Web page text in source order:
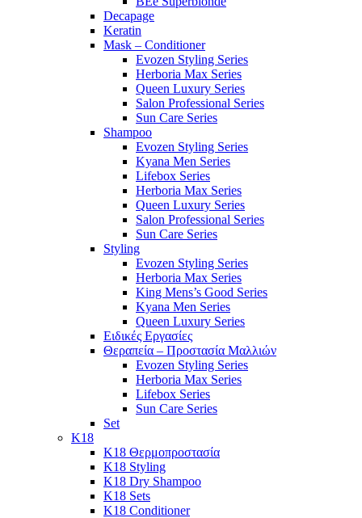
Decapage
Keratin
Mask – Conditioner
Evozen Styling Series
Herboria Max Series
Queen Luxury Series
Salon Professional Series
Sun Care Series
Shampoo
Evozen Styling Series
Kyana Men Series
Lifebox Series
Herboria Max Series
Queen Luxury Series
Salon Professional Series
Sun Care Series
Styling
Evozen Styling Series
Herboria Max Series
King Mens’s Good Series
Kyana Men Series
Queen Luxury Series
Ειδικές Εργασίες
Θεραπεία – Προστασία Μαλλιών
Evozen Styling Series
Herboria Max Series
Lifebox Series
Sun Care Series
Set
K18
K18 Θερμοπροστασία
K18 Styling
K18 Dry Shampoo
K18 Sets
K18 Conditioner